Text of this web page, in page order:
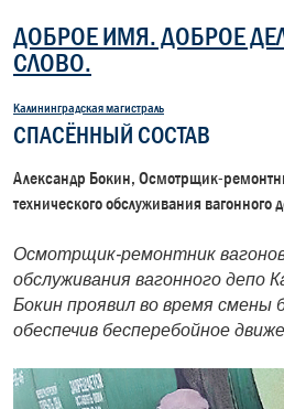
ДОБРОЕ ИМЯ. ДОБРОЕ
СЛОВО.
Калининградская магистраль
СПАСЁННЫЙ СОСТАВ
Александр Бокин, Осмотрщик-
технического обслуживания вагонного
Осмотрщик-ремонтник
обслуживания вагонного депо
Бокин проявил во время смены
обеспечив бесперебойное